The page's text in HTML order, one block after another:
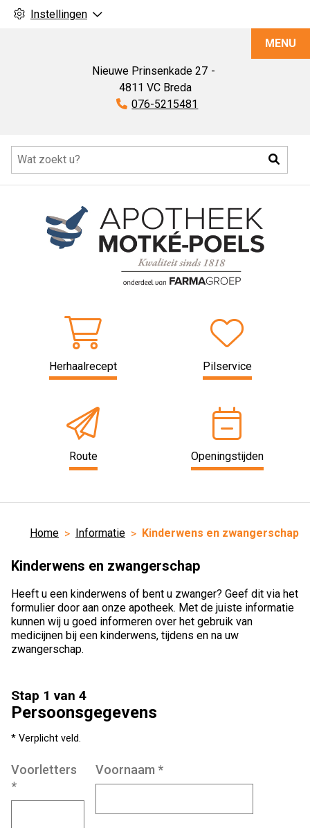
Instellingen
Nieuwe Prinsenkade 27
4811 VC Breda
Tel:
076-5215481
MENU
Herhaalrecept Pilservice
Route Openingstijden
Home Informatie Kinderwens en zwangerschap
Kinderwens en zwangerschap
Heeft u een kinderwens of bent u zwanger? Geef dit via het
formulier door aan onze apotheek. Met de juiste informatie
kunnen wij u goed informeren over het gebruik van
medicijnen bij een kinderwens, tijdens en na uw
zwangerschap.
Stap 1 van 4
Persoonsgegevens
* Verplicht veld.
Voorletters
*
Voornaam *